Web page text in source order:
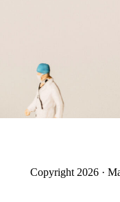
Copyright 2026 ·